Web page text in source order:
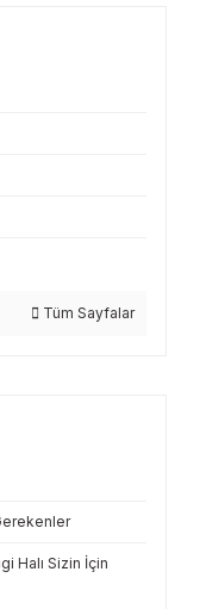
Tüm Sayfalar
Halı Sizin İçin